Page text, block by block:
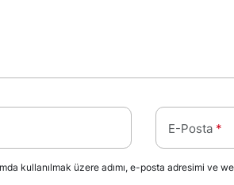
E-Posta *
kullanılmak üzere adımı, e-posta adresimi ve